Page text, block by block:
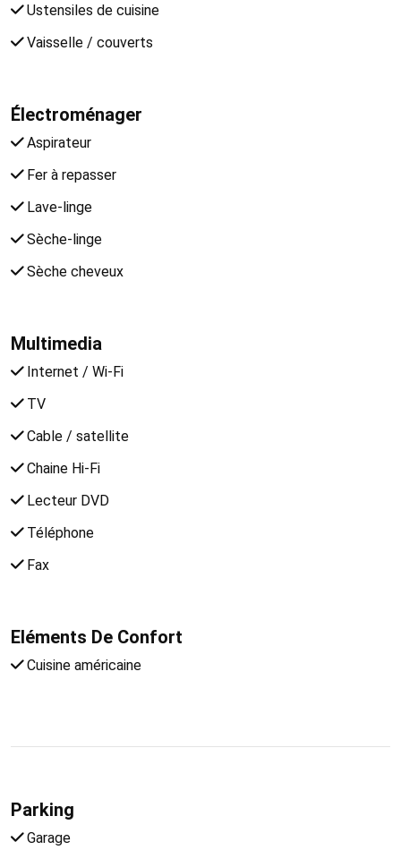
Ustensiles de cuisine
Vaisselle / couverts
Électroménager
Aspirateur
Fer à repasser
Lave-linge
Sèche-linge
Sèche cheveux
Multimedia
Internet / Wi-Fi
TV
Cable / satellite
Chaine Hi-Fi
Lecteur DVD
Téléphone
Fax
Eléments De Confort
Cuisine américaine
Parking
Garage